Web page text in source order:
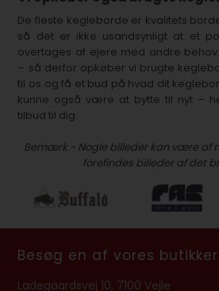
De fleste kegleborde er kvalitets
så det er ikke usandsynligt at et
overtages af ejere med andre
– så derfor opkøber vi brugte
til os og få et bud på hvad dit
kunne også være at bytte til nyt –
tilbud til dig.
Bemærk - Nogle billeder kan være af
forefindes billeder af det
Besøg en af vores butikker
Ladegaardsvej 10, 7100 Vejle